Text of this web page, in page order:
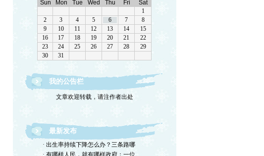
我的公告栏
文章欢迎转载，请注作者出处
最新发布
· 出生率持续下降怎么办？三条路哪
· 有哪样人民，就有哪样政府：一位